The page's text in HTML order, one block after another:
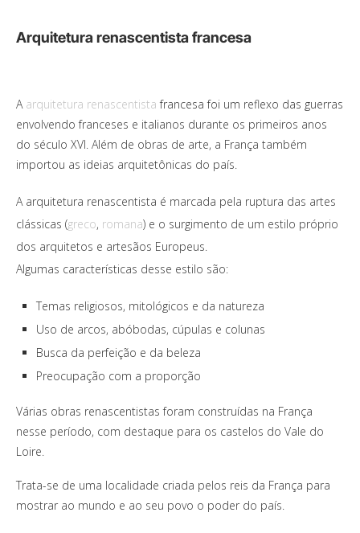
Arquitetura renascentista francesa
A arquitetura renascentista francesa foi um reflexo das guerras
envolvendo franceses e italianos durante os primeiros anos
do século XVI. Além de obras de arte, a França também
importou as ideias arquitetônicas do país.
A arquitetura renascentista é marcada pela ruptura das artes
clássicas (greco, romana) e o surgimento de um estilo próprio
dos arquitetos e artesãos Europeus.
Algumas características desse estilo são:
Temas religiosos, mitológicos e da natureza
Uso de arcos, abóbodas, cúpulas e colunas
Busca da perfeição e da beleza
Preocupação com a proporção
Várias obras renascentistas foram construídas na França
nesse período, com destaque para os castelos do Vale do
Loire.
Trata-se de uma localidade criada pelos reis da França para
mostrar ao mundo e ao seu povo o poder do país.